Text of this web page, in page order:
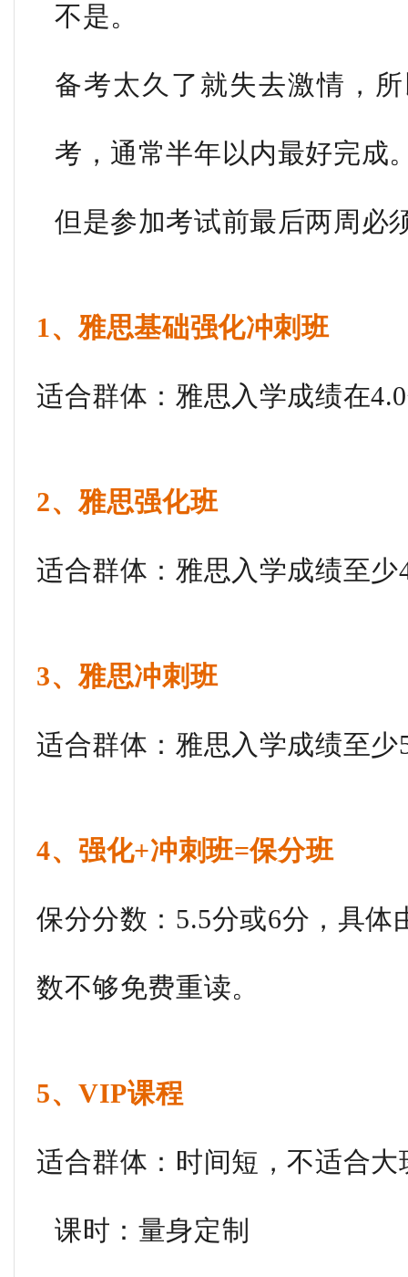
不是。
备考太久了就失去激情，
考，通常半年以内最好完成
但是参加考试前最后两周必
1、雅思基础强化冲刺班
适合群体：雅思入学成绩在
2、雅思强化班
适合群体：雅思入学成绩至少
3、雅思冲刺班
适合群体：雅思入学成绩至少
4、强化+冲刺班=保分班
保分分数：5.5分或6分，具
数不够免费重读。
5、VIP课程
适合群体：时间短，不适合大
课时：量身定制